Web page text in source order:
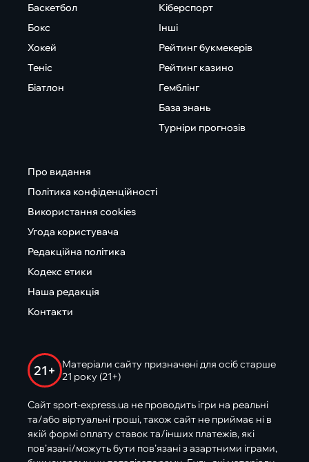
Баскетбол
Бокс
Хокей
Теніс
Біатлон
Кіберспорт
Інші
Рейтинг букмекерів
Рейтинг казино
Гемблінг
База знань
Турніри прогнозів
Про видання
Політика конфіденційності
Використання cookies
Угода користувача
Редакційна політика
Кодекс етики
Наша редакція
Контакти
21+
Матеріали сайту призначені для осіб старше
21 року (21+)
Сайт sport-express.ua не проводить ігри на реальні
та/або віртуальні гроші, також сайт не приймає ні в
якій формі оплату ставок та/інших платежів, які
пов’язані/можуть бути пов’язані з азартними іграми,